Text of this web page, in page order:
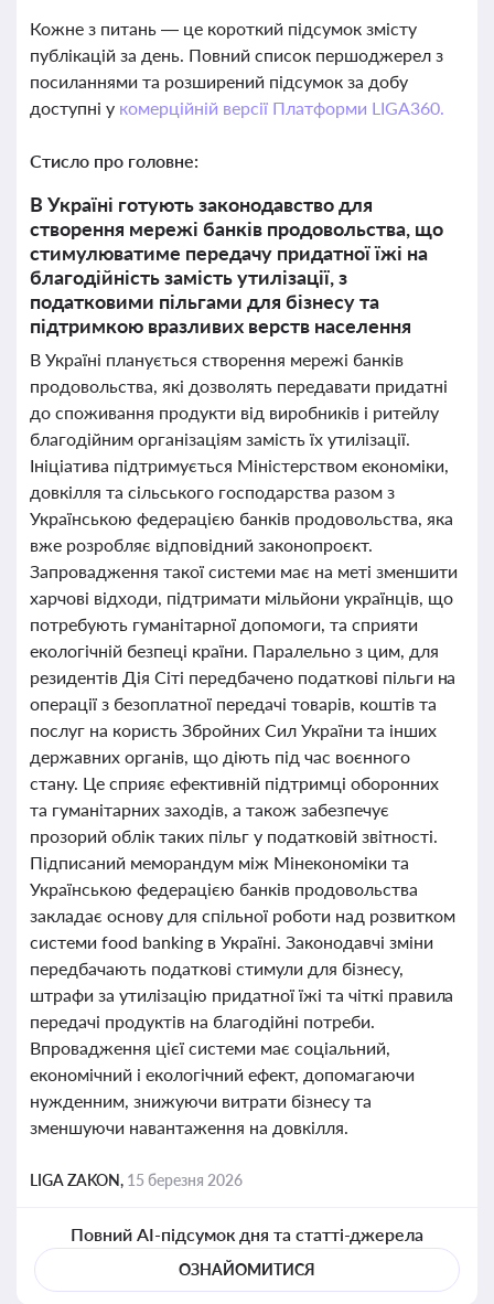
Кожне з питань — це короткий підсумок змісту
публікацій за день. Повний список першоджерел з
посиланнями та розширений підсумок за добу
доступні у комерційній версії Платформи LIGA360.
Стисло про головне:
В Україні готують законодавство для
створення мережі банків продовольства, що
стимулюватиме передачу придатної їжі на
благодійність замість утилізації, з
податковими пільгами для бізнесу та
підтримкою вразливих верств населення
В Україні планується створення мережі банків
продовольства, які дозволять передавати придатні
до споживання продукти від виробників і ритейлу
благодійним організаціям замість їх утилізації.
Ініціатива підтримується Міністерством економіки,
довкілля та сільського господарства разом з
Українською федерацією банків продовольства, яка
вже розробляє відповідний законопроєкт.
Запровадження такої системи має на меті зменшити
харчові відходи, підтримати мільйони українців, що
потребують гуманітарної допомоги, та сприяти
екологічній безпеці країни. Паралельно з цим, для
резидентів Дія Сіті передбачено податкові пільги на
операції з безоплатної передачі товарів, коштів та
послуг на користь Збройних Сил України та інших
державних органів, що діють під час воєнного
стану. Це сприяє ефективній підтримці оборонних
та гуманітарних заходів, а також забезпечує
прозорий облік таких пільг у податковій звітності.
Підписаний меморандум між Мінекономіки та
Українською федерацією банків продовольства
закладає основу для спільної роботи над розвитком
системи food banking в Україні. Законодавчі зміни
передбачають податкові стимули для бізнесу,
штрафи за утилізацію придатної їжі та чіткі правила
передачі продуктів на благодійні потреби.
Впровадження цієї системи має соціальний,
економічний і екологічний ефект, допомагаючи
нужденним, знижуючи витрати бізнесу та
зменшуючи навантаження на довкілля.
LIGA ZAKON, 15 березня 2026
Повний AI-підсумок дня та статті-джерела
ОЗНАЙОМИТИСЯ